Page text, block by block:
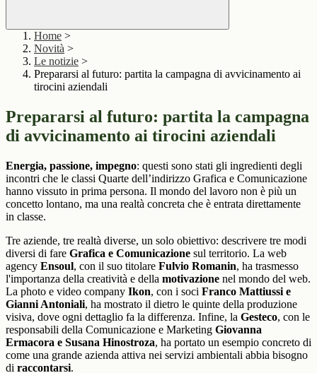
Home >
Novità >
Le notizie >
Prepararsi al futuro: partita la campagna di avvicinamento ai
tirocini aziendali
Prepararsi al futuro: partita la campagna
di avvicinamento ai tirocini aziendali
Energia, passione, impegno: questi sono stati gli ingredienti degli
incontri che le classi Quarte dell’indirizzo Grafica e Comunicazione
hanno vissuto in prima persona. Il mondo del lavoro non è più un
concetto lontano, ma una realtà concreta che è entrata direttamente
in classe.
Tre aziende, tre realtà diverse, un solo obiettivo: descrivere tre modi
diversi di fare Grafica e Comunicazione sul territorio. La web
agency Ensoul, con il suo titolare Fulvio Romanin, ha trasmesso
l'importanza della creatività e della motivazione nel mondo del web.
La photo e video company Ikon, con i soci Franco Mattiussi e
Gianni Antoniali, ha mostrato il dietro le quinte della produzione
visiva, dove ogni dettaglio fa la differenza. Infine, la Gesteco, con le
responsabili della Comunicazione e Marketing Giovanna
Ermacora e Susana Hinostroza, ha portato un esempio concreto di
come una grande azienda attiva nei servizi ambientali abbia bisogno
di raccontarsi.